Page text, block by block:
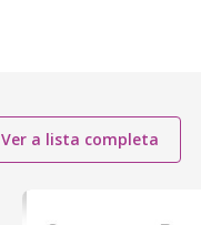
Ver a lista completa